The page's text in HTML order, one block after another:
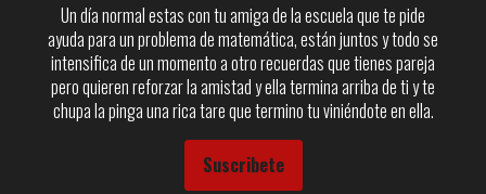
Un día normal estas con tu amiga de la escuela que te pide
ayuda para un problema de matemática, están juntos y todo se
intensifica de un momento a otro recuerdas que tienes pareja
pero quieren reforzar la amistad y ella termina arriba de ti y te
chupa la pinga una rica tare que termino tu viniéndote en ella.
Suscribete